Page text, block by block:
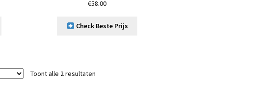
€58.00
Check Beste Prijs
Toont alle 2 resultaten